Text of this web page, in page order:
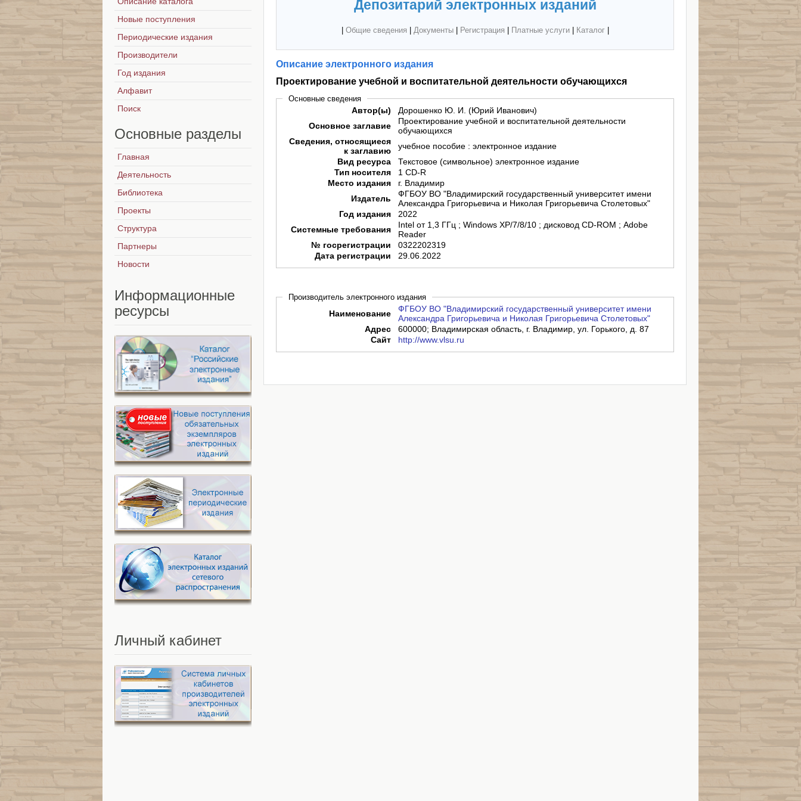
Депозитарий электронных изданий
Общие сведения Документы| Регистрация Платные услуги| Каталог|
Описание электронного издания
Проектирование учебной и воспитательной деятельности обучающихся
Основные сведения
Автор(ы)
Дорошенко Ю. И. (Юрий Иванович)
Основное заглавие
Проектирование учебной и воспитательной деятельности
обучающихся
Сведения, относящиеся
к заглавию
учебное пособие : электронное издание
Вид ресурса
Текстовое (символьное) электронное издание
Тип носителя
1 CD-R
Место издания
г. Владимир
Издатель
ФГБОУ ВО "Владимирский государственный университет имени
Александра Григорьевича и Николая Григорьевича Столетовых"
Год издания
2022
Системные требования
Intel от 1,3 ГГц ; Windows XP/7/8/10 ; дисковод СD-ROM ; Adobe
Reader
№ госрегистрации
0322202319
Дата регистрации
29.06.2022
Производитель электронного издания
Наименование
ФГБОУ ВО "Владимирский государственный университет имени
Александра Григорьевича и Николая Григорьевича Столетовых"
Адрес
600000; Владимирская область, г. Владимир, ул. Горького, д. 87
Сайт
http://www.vlsu.ru
Новые поступления
Периодические издания
Производители
Год издания
Алфавит
Поиск
Основные разделы
Главная
Деятельность
Библиотека
Проекты
Структура
Партнеры
Новости
Информационные
ресурсы
Личный кабинет